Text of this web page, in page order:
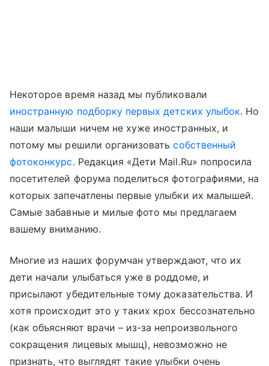
Некоторое время назад мы публиковали
иностранную подборку первых детских улыбок. Но
наши малыши ничем не хуже иностранных, и
потому мы решили организоватьсобственный
фотоконкурс. Редакция «Дети Mail.Ru» попросила
посетителей форума поделиться фотографиями, на
которых запечатлены первые улыбки их малышей.
Самые забавные и милые фото мы предлагаем
вашему вниманию.
Многие из наших форумчан утверждают, что их
дети начали улыбаться уже в роддоме, и
присылают убедительные тому доказательства. И
хотя происходит это у таких крох бессознательно
(как объясняют врачи – из-за непроизвольного
сокращения лицевых мышц), невозможно не
признать, что выглядят такие улыбки очень